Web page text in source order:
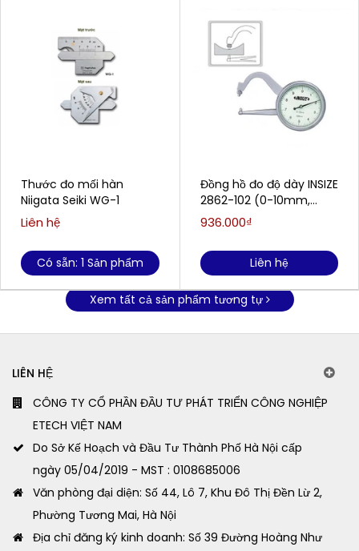
Thước đo mối hàn
Niigata Seiki WG-1
Liên hệ
Có sẵn: 1 Sản phẩm
Đồng hồ đo độ dày INSIZE
2862-102 (0-10mm,
0.05mm)
936.000₫
Liên hệ
Xem tất cả sản phẩm tương tự
LIÊN HỆ
CÔNG TY CỔ PHẦN ĐẦU TƯ PHÁT TRIỂN CÔNG NGHIỆP
ETECH VIỆT NAM
Do Sở Kế Hoạch và Đầu Tư Thành Phố Hà Nội cấp
ngày 05/04/2019 - MST : 0108685006
Văn phòng đại diện: Số 44, Lô 7, Khu Đô Thị Đền Lừ 2,
Phường Tương Mai, Hà Nội
Địa chỉ đăng ký kinh doanh: Số 39 Đường Hoàng Như